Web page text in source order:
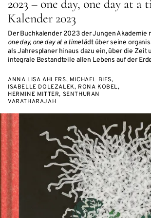
2023 – one day, one day at a
Kalender 2023
Der Buchkalender 2023 der Jungen Akademie
one day, one day at a timelädt über seine
als Jahresplaner hinaus dazu ein, über die Zeit
integrale Bestandteile allen Lebens auf der
ANNA LISA AHLERS, MICHAEL BIES,
ISABELLE DOLEZALEK, RONA KOBEL,
HERMINE MITTER, SENTHURAN
VARATHARAJAH